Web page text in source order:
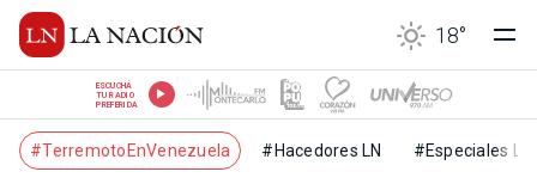
18°
ESCUCHÁ
TU RADIO
PREFERIDA
#TerremotoEnVenezuela #Hacedores LN #Especiales LN